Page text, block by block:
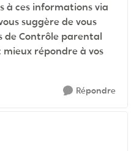
à ces informations via
suggère de vous
deContrôle parental
répondre à vos
Répondre